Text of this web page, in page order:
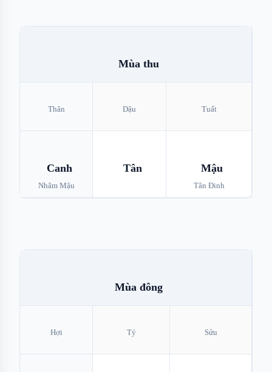
Mùa thu
Thân Dậu Tuất
Canh
Nhâm Mậu
Tân Mậu
Tân Đinh
Mùa đông
Hợi Tý Sửu